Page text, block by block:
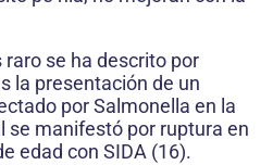
se ha descrito por
la presentación de un
por Salmonella en la
se manifestó por ruptura en
edad con SIDA (16).